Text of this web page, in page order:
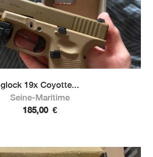
glock 19x Coyotte...
Seine-Maritime
185,00 €